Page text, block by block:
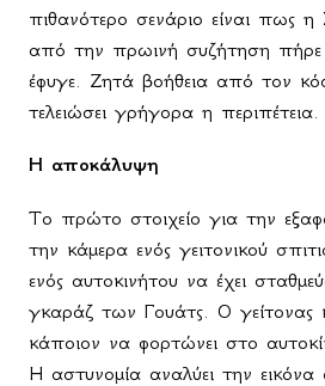
πιθανότερο σενάριο είναι πως
από την πρωινή συζήτηση πήρε
έφυγε. Ζητά βοήθεια από τον
τελειώσει γρήγορα η περιπέτεια.
Η αποκάλυψη
Το πρώτο στοιχείο για την
την κάμερα ενός γειτονικού
ενός αυτοκινήτου να έχει
γκαράζ των Γουάτς. Ο γείτονας
κάποιον να φορτώνει στο
Η αστυνομία αναλύει την εικόνα